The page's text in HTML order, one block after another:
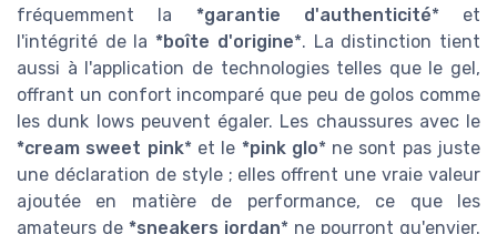
fréquemment la *garantie d'authenticité* et
l'intégrité de la*boîte d'origine*. La distinction tient
aussi à l'application de technologies telles que le gel,
offrant un confort incomparé que peu de golos comme
les dunk lows peuvent égaler. Les chaussures avec le
*cream sweet pink* et le *pink glo* ne sont pas juste
une déclaration de style ; elles offrent une vraie valeur
ajoutée en matière de performance, ce que les
amateurs de *sneakers jordan* ne pourront qu'envier.